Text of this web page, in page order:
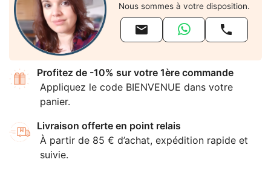
Nous sommes à votre disposition.
 
Profitez de -10% sur votre 1ère commande
Appliquez le code BIENVENUE dans votre
panier.
Livraison offerte en point relais
À partir de 85 € d’achat, expédition rapide et
suivie.